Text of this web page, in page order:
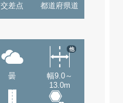
交差点 都道府県道
曇
幅9.0～
13.0m
他